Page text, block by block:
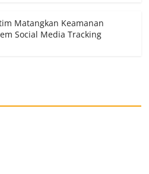
Matangkan Keamanan
Social Media Tracking